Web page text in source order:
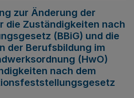
zur Änderung der
die Zuständigkeiten nach
(BBiG) und die
der Berufsbildung im
(HwO)
nach dem